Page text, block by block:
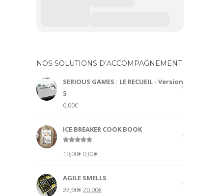
NOS SOLUTIONS D’ACCOMPAGNEMENT
SERIOUS GAMES : LE RECUEIL - Version
5
0,00€
ICE BREAKER COOK BOOK
out of 5
10,00€ Original
was:
10,00€.
0,00€Current
is:
0,00€.
AGILE SMELLS
22,00€ Original
20,00€Current